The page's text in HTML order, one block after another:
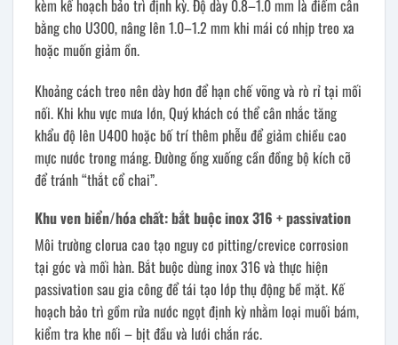
kèm kế hoạch bảo trì định kỳ. Độ dày 0.8–1.0 mm là điểm cân
bằng cho U300, nâng lên 1.0–1.2 mm khi mái có nhịp treo xa
hoặc muốn giảm ồn.
Khoảng cách treo nên dày hơn để hạn chế võng và rò rỉ tại mối
nối. Khi khu vực mưa lớn, Quý khách có thể cân nhắc tăng
khẩu độ lên U400 hoặc bố trí thêm phễu để giảm chiều cao
mực nước trong máng. Đường ống xuống cần đồng bộ kích cỡ
để tránh “thắt cổ chai”.
Khu ven biển/hóa chất: bắt buộc inox 316 + passivation
Môi trường clorua cao tạo nguy cơ pitting/crevice corrosion
tại góc và mối hàn. Bắt buộc dùng inox 316 và thực hiện
passivation sau gia công để tái tạo lớp thụ động bề mặt. Kế
hoạch bảo trì gồm rửa nước ngọt định kỳ nhằm loại muối bám,
kiểm tra khe nối – bịt đầu và lưới chắn rác.